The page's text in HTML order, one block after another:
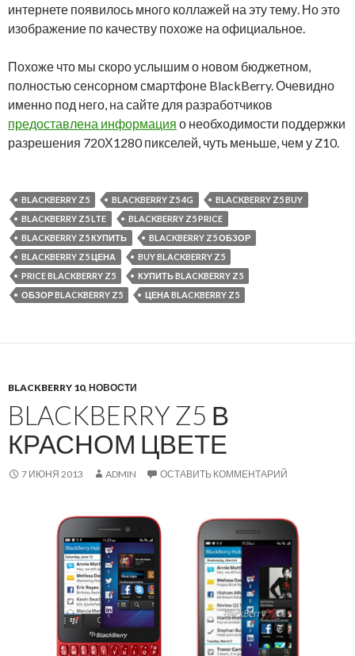
интернете появилось много коллажей на эту тему. Но это
изображение по качеству похоже на официальное.
Похоже что мы скоро услышим о новом бюджетном,
полностью сенсорном смартфоне BlackBerry. Очевидно
именно под него, на сайте для разработчиков
предоставлена информация о необходимости поддержки
разрешения 720Х1280 пикселей, чуть меньше, чем у Z10.
BLACKBERRY Z5 BLACKBERRY Z5 4G
BLACKBERRY Z5 BUY
BLACKBERRY Z5 LTE
BLACKBERRY Z5 PRICE
BLACKBERRY Z5 КУПИТЬ
BLACKBERRY Z5 ОБЗОР
BLACKBERRY Z5 ЦЕНА
BUY BLACKBERRY Z5
PRICE BLACKBERRY Z5
КУПИТЬ BLACKBERRY Z5
ОБЗОР BLACKBERRY Z5
ЦЕНА BLACKBERRY Z5
BLACKBERRY 10, НОВОСТИ
BLACKBERRY Z5 В
КРАСНОМ ЦВЕТЕ
7 ИЮНЯ 2013 ADMIN ОСТАВИТЬ КОММЕНТАРИЙ